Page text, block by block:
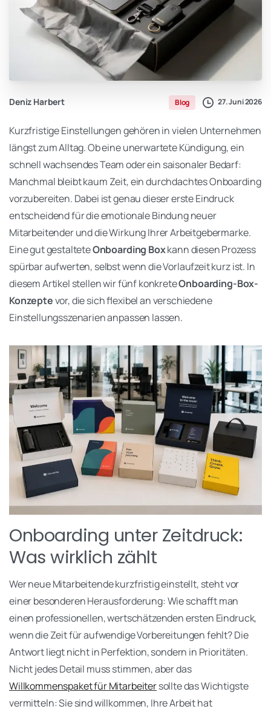
Deniz Harbert Blog 27. Juni 2026
Kurzfristige Einstellungen gehören in vielen Unternehmen
längst zum Alltag. Ob eine unerwartete Kündigung, ein
schnell wachsendes Team oder ein saisonaler Bedarf:
Manchmal bleibt kaum Zeit, ein durchdachtes Onboarding
vorzubereiten. Dabei ist genau dieser erste Eindruck
entscheidend für die emotionale Bindung neuer
Mitarbeitender und die Wirkung Ihrer Arbeitgebermarke.
Eine gut gestalteteOnboarding Boxkann diesen Prozess
spürbar aufwerten, selbst wenn die Vorlaufzeit kurz ist. In
diesem Artikel stellen wir fünf konkreteOnboarding-Box-
Konzeptevor, die sich flexibel an verschiedene
Einstellungsszenarien anpassen lassen.
Onboarding unter Zeitdruck:
Was wirklich zählt
Wer neue Mitarbeitende kurzfristig einstellt, steht vor
einer besonderen Herausforderung: Wie schafft man
einen professionellen, wertschätzenden ersten Eindruck,
wenn die Zeit für aufwendige Vorbereitungen fehlt? Die
Antwort liegt nicht in Perfektion, sondern in Prioritäten.
Nicht jedes Detail muss stimmen, aber das
Willkommenspaket für Mitarbeitersollte das Wichtigste
vermitteln: Sie sind willkommen, Ihre Arbeit hat